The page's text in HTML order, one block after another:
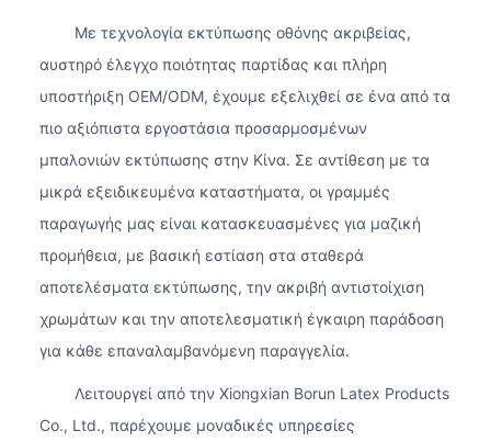
Με τεχνολογία εκτύπωσης οθόνης ακριβείας,
αυστηρό έλεγχο ποιότητας παρτίδας και πλήρη
υποστήριξη OEM/ODM, έχουμε εξελιχθεί σε ένα από τα
πιο αξιόπιστα εργοστάσια προσαρμοσμένων
μπαλονιών εκτύπωσης στην Κίνα. Σε αντίθεση με τα
μικρά εξειδικευμένα καταστήματα, οι γραμμές
παραγωγής μας είναι κατασκευασμένες για μαζική
προμήθεια, με βασική εστίαση στα σταθερά
αποτελέσματα εκτύπωσης, την ακριβή αντιστοίχιση
χρωμάτων και την αποτελεσματική έγκαιρη παράδοση
για κάθε επαναλαμβανόμενη παραγγελία.
Λειτουργεί από την Xiongxian Borun Latex Products
Co., Ltd., παρέχουμε μοναδικές υπηρεσίες